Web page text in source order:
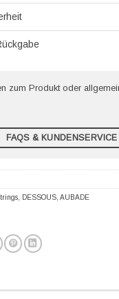
zum Produkt oder
FAQS & KUNDENSERVICE
, DESSOUS, AUBADE